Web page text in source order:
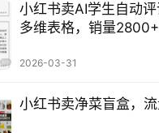
小红书卖AI学生自动
多维表格，销量
2026-03-31
小红书卖净菜盲盒，